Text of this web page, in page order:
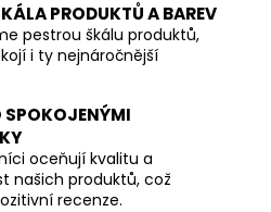
PRODUKTŮ A BAREV
pestrou škálu produktů,
i ty nejnáročnější
SPOKOJENÝMI
oceňují kvalitu a
našich produktů, což
recenze.